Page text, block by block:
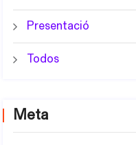
Presentació
Todos
Meta